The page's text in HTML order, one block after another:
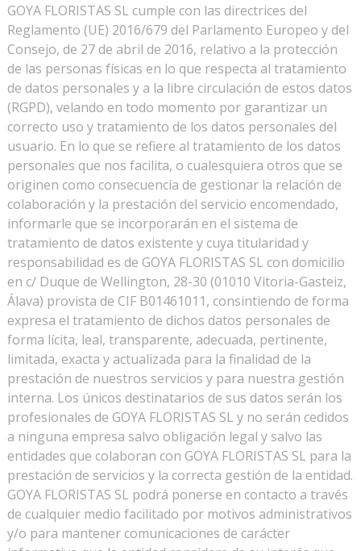
GOYA FLORISTAS SL cumple con las directrices del
Reglamento (UE) 2016/679 del Parlamento Europeo y del
Consejo, de 27 de abril de 2016, relativo a la protección
de las personas físicas en lo que respecta al tratamiento
de datos personales y a la libre circulación de estos datos
(RGPD), velando en todo momento por garantizar un
correcto uso y tratamiento de los datos personales del
usuario. En lo que se refiere al tratamiento de los datos
personales que nos facilita, o cualesquiera otros que se
originen como consecuencia de gestionar la relación de
colaboración y la prestación del servicio encomendado,
informarle que se incorporarán en el sistema de
tratamiento de datos existente y cuya titularidad y
responsabilidad es de GOYA FLORISTAS SL con domicilio
en c/ Duque de Wellington, 28-30 (01010 Vitoria-Gasteiz,
Álava) provista de CIF B01461011, consintiendo de forma
expresa el tratamiento de dichos datos personales de
forma lícita, leal, transparente, adecuada, pertinente,
limitada, exacta y actualizada para la finalidad de la
prestación de nuestros servicios y para nuestra gestión
interna. Los únicos destinatarios de sus datos serán los
profesionales de GOYA FLORISTAS SL y no serán cedidos
a ninguna empresa salvo obligación legal y salvo las
entidades que colaboran con GOYA FLORISTAS SL para la
prestación de servicios y la correcta gestión de la entidad.
GOYA FLORISTAS SL podrá ponerse en contacto a través
de cualquier medio facilitado por motivos administrativos
y/o para mantener comunicaciones de carácter